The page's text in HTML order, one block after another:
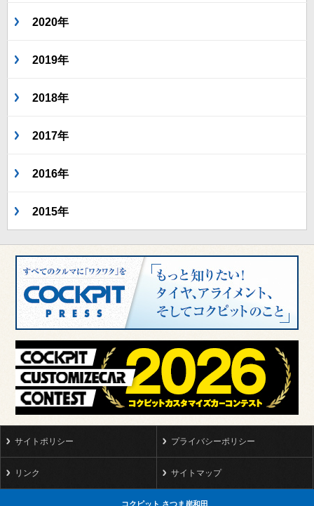
2020年
2019年
2018年
2017年
2016年
2015年
サイトポリシー プライバシーポリシー
リンク サイトマップ
コクピット さつま岸和田